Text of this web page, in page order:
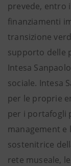
prevede, entro
finanziamenti
transizione
supporto delle
Intesa
sociale. Intesa
per le proprie
per i portafogli
management e
sostenitrice
rete museale,